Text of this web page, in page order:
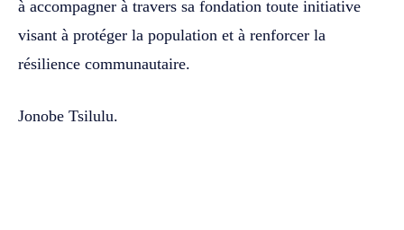
à accompagner à travers sa fondation toute initiative
visant à protéger la population et à renforcer la
résilience communautaire.
Jonobe Tsilulu.